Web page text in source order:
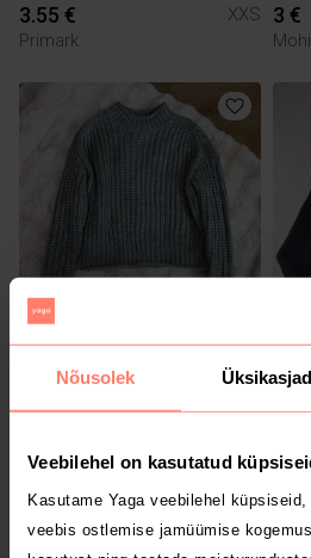
Nõusolek Üksikasjad
Veebilehel on kasutatud
Kasutame Yaga veebilehel
veebis ostlemise jamüümise
3.55 €
XXS
Primark
3 €
10 €
XXS
Mohito
4 €